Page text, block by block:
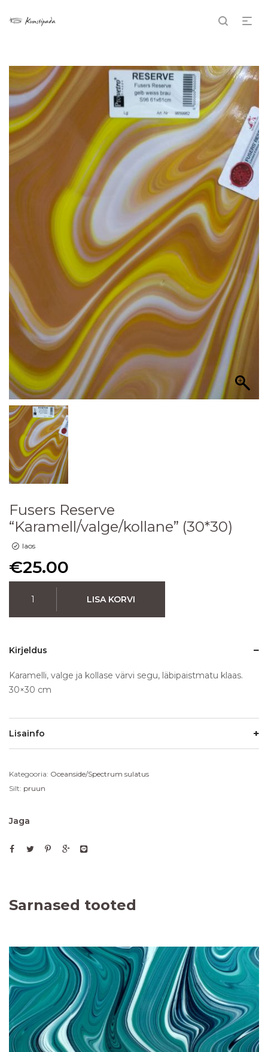
Fusers Reserve
“Karamell/valge/kollane” (30*30)
laos
€25.00
LISA KORVI
Kirjeldus
Karamelli, valge ja kollase värvi segu, läbipaistmatu klaas.
30×30 cm
Lisainfo
Kategooria: Oceanside/Spectrum sulatus
Silt: pruun
Jaga
Sarnased tooted